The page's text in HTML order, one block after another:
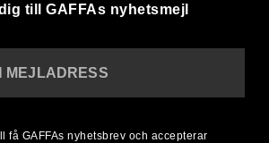
till GAFFAs nyhetsmejl
MEJLADRESS
få GAFFAs nyhetsbrev och accepterar